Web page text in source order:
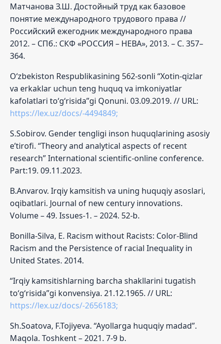
Матчанова З.Ш. Достойный труд как базовое
понятие международного трудового права //
Российский ежегодник международного права
2012. – СПб.: СКФ «РОССИЯ – НЕВА», 2013. – С. 357–
364.
O‘zbekiston Respublikasining 562-sonli “Xotin-qizlar
va erkaklar uchun teng huquq va imkoniyatlar
kafolatlari to‘g‘risida”gi Qonuni. 03.09.2019. // URL:
https://lex.uz/docs/-4494849;
S.Sobirov. Gender tengligi inson huquqlarining asosiy
e’tirofi. “Theory and analytical aspects of recent
research” International scientific-online conference.
Part:19. 09.11.2023.
B.Anvarov. Irqiy kamsitish va uning huquqiy asoslari,
oqibatlari. Journal of new century innovations.
Volume – 49. Issues-1. – 2024. 52-b.
Bonilla-Silva, E. Racism without Racists: Color-Blind
Racism and the Persistence of racial Inequality in
United States. 2014.
“Irqiy kamsitishlarning barcha shakllarini tugatish
to‘g‘risida”gi konvensiya. 21.12.1965. // URL:
https://lex.uz/docs/-2656183;
Sh.Soatova, F.Tojiyeva. “Ayollarga huquqiy madad”.
Maqola. Toshkent – 2021. 7-9 b.